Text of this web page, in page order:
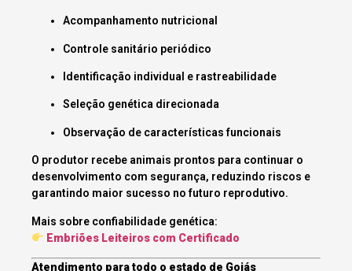
Acompanhamento nutricional
Controle sanitário periódico
Identificação individual e rastreabilidade
Seleção genética direcionada
Observação de características funcionais
O produtor recebe animais prontos para continuar o
desenvolvimento com segurança, reduzindo riscos e
garantindo maior sucesso no futuro reprodutivo.
Mais sobre confiabilidade genética:
Embriões Leiteiros com Certificado
Atendimento para todo o estado de Goiás